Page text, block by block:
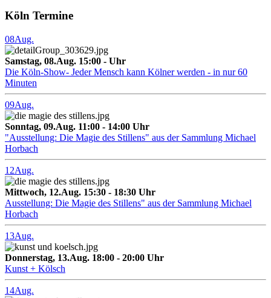
Köln Termine
08Aug.
Samstag, 08.Aug. 15:00 - Uhr
Die Köln-Show- Jeder Mensch kann Kölner werden - in nur 60
Minuten
09Aug.
Sonntag, 09.Aug. 11:00 - 14:00 Uhr
"Ausstellung: Die Magie des Stillens" aus der Sammlung Michael
Horbach
12Aug.
Mittwoch, 12.Aug. 15:30 - 18:30 Uhr
Ausstellung: Die Magie des Stillens" aus der Sammlung Michael
Horbach
13Aug.
Donnerstag, 13.Aug. 18:00 - 20:00 Uhr
Kunst + Kölsch
14Aug.